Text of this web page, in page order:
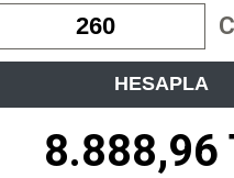
HESAPLA
8.888,96